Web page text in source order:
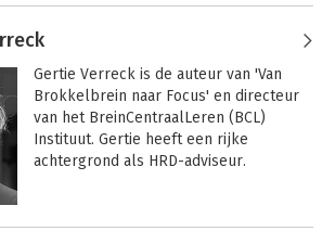
in België, Nederland en Frankrijk, oa het
TIAS in Nederland.
Hij was voorheen Suez Chair in
Leadership and Personal Development
aan de Solvay Business School, Adjunct
Professor aan het INSEAD, Visiting
Gertie Verreck is de auteur van 'Van
Brokkelbrein naar Focus' en directeur
van het BreinCentraalLeren (BCL)
Instituut. Gertie heeft een rijke
achtergrond als HRD-adviseur.